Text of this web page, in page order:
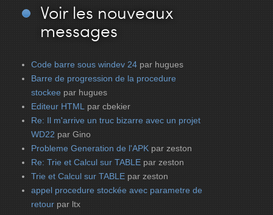
Voir les nouveaux
messages
Code barre sous windev 24 par hugues
Barre de progression de la procedure
stockee par hugues
Editeur HTML par cbekier
Re: Il m'arrive un truc bizarre avec un projet
WD22 par Gino
Probleme Generation de l'APK par zeston
Re: Trie et Calcul sur TABLE par zeston
Trie et Calcul sur TABLE par zeston
appel procedure stockée avec parametre de
retour par ltx